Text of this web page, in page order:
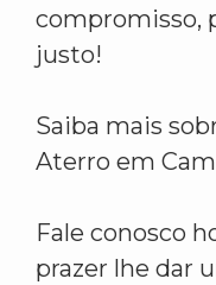
compromisso,
justo!
Saiba mais
Aterro em
Fale conosco
prazer lhe dar